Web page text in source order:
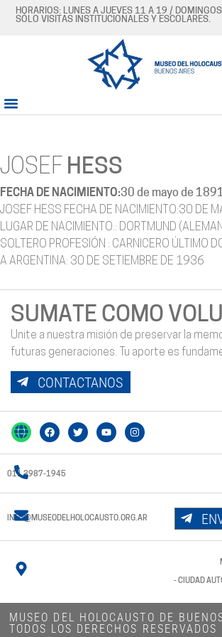
HORARIOS: LUNES A JUEVES 11 A 19 /
SÓLO VISITAS INSTITUCIONALES Y ESCOLARES.
JOSEF HESS
FECHA DE NACIMIENTO:30 de mayo de
JOSEF HESS FECHA DE NACIMIENTO:30 DE
LUGAR DE NACIMIENTO.: DORTMUND
SOLTERO PROFESIÓN : CARNICERO ÚLTIMO
A ARGENTINA: 30 DE SETIEMBRE DE 1936
SUMATE COMO
Unite a nuestra misión de preservar la
futuras generaciones. Tu aporte es
CONTACTANOS
011 3987-1945
INFO@MUSEODELHOLOCAUSTO.ORG.AR
- CIUDAD
MUSEO DEL HOLOCAUSTO DE
TODOS LOS DERECHOS RESERVADOS